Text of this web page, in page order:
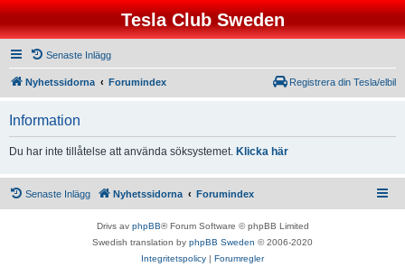
Tesla Club Sweden
Senaste Inlägg
Nyhetssidorna Forumindex Registrera din Tesla/elbil
Information
Du har inte tillåtelse att använda söksystemet. Klicka här
Senaste Inlägg Nyhetssidorna Forumindex
Drivs av phpBB® Forum Software © phpBB Limited
Swedish translation by phpBB Sweden © 2006-2020
Integritetspolicy | Forumregler